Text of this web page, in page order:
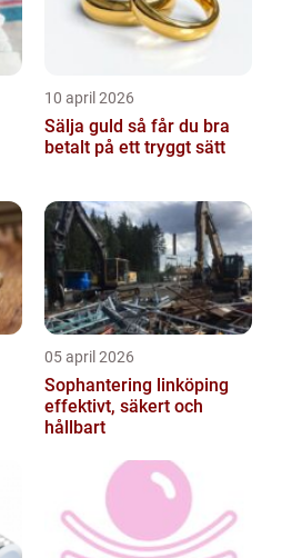
10 april 2026
Sälja guld så får du bra
betalt på ett tryggt sätt
05 april 2026
Sophantering linköping
effektivt, säkert och
hållbart